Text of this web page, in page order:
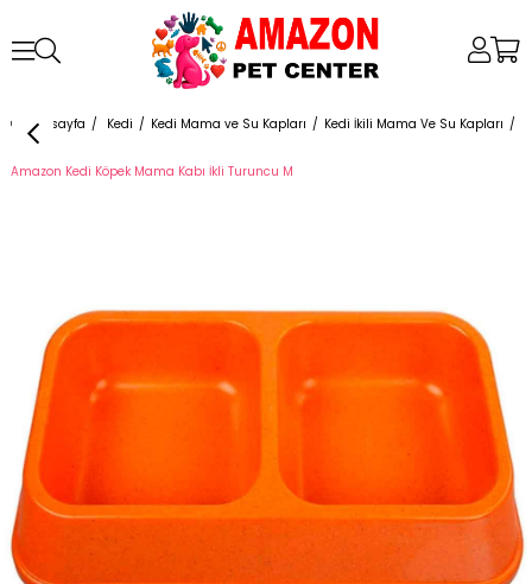
Anasayfa Kedi Kedi Mama ve Su Kapları Kedi İkili Mama Ve Su Kapları
Amazon Kedi Köpek Mama Kabı İkli Turuncu M